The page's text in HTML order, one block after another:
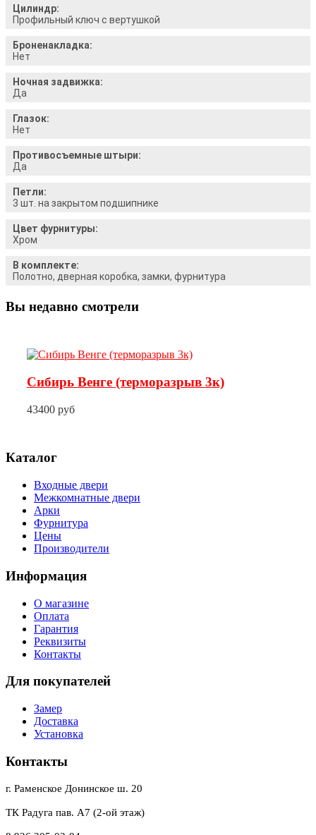
Цилиндр:
Профильный ключ с вертушкой
Броненакладка:
Нет
Ночная задвижка:
Да
Глазок:
Нет
Противосъемные штыри:
Да
Петли:
3 шт. на закрытом подшипнике
Цвет фурнитуры:
Хром
В комплекте:
Полотно, дверная коробка, замки, фурнитура
Вы недавно смотрели
Сибирь Венге (терморазрыв 3к)
43400 руб
Каталог
Входные двери
Межкомнатные двери
Арки
Фурнитура
Цены
Производители
Информация
О магазине
Оплата
Гарантия
Реквизиты
Контакты
Для покупателей
Замер
Доставка
Установка
Контакты
г. Раменское Донинское ш. 20
ТК Радуга пав. А7 (2-ой этаж)